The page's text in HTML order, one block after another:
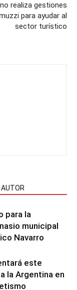
realiza gestiones
para ayudar al
sector turístico
para la
municipal
Navarro
este
la Argentina en